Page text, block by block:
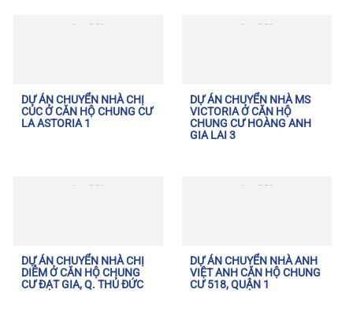
DỰ ÁN CHUYỂN NHÀ CHỊ
CÚC Ở CĂN HỘ CHUNG CƯ
LA ASTORIA 1
DỰ ÁN CHUYỂN NHÀ MS
VICTORIA Ở CĂN HỘ
CHUNG CƯ HOÀNG ANH
GIA LAI 3
DỰ ÁN CHUYỂN NHÀ CHỊ
DIỄM Ở CĂN HỘ CHUNG
CƯ ĐẠT GIA, Q. THỦ ĐỨC
DỰ ÁN CHUYỂN NHÀ ANH
VIỆT ANH CĂN HỘ CHUNG
CƯ 518, QUẬN 1